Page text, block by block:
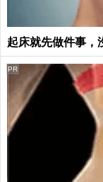
起床就先做件事，
PR